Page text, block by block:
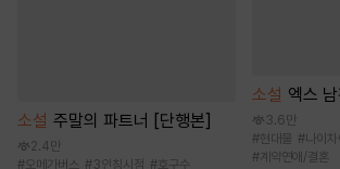
소설 주말의 파트너 [단행본]
2.4만
#오메가버스 #3인칭시점 #호구수
소설 엑스
3.6만
#현대물 #나이차
#계약연애/결혼